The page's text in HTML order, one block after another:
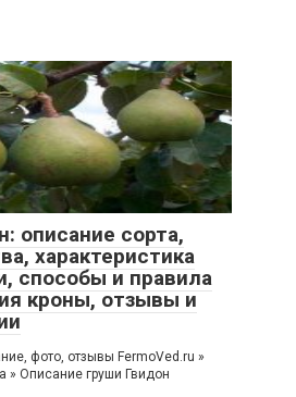
описание сорта,
характеристика
способы и правила
кроны, отзывы и
фото, отзывы FermoVed.ru »
» Описание груши Гвидон